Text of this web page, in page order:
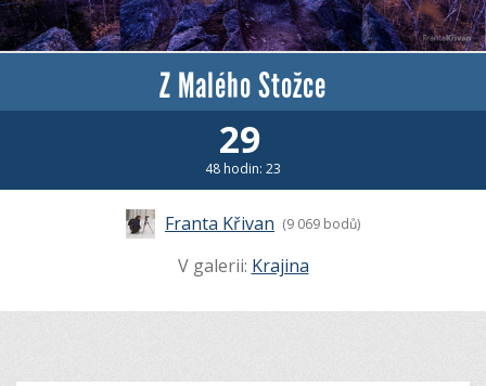
Z Malého Stožce
29
48 hodin: 23
Franta Křivan (9 069 bodů)
V galerii: Krajina